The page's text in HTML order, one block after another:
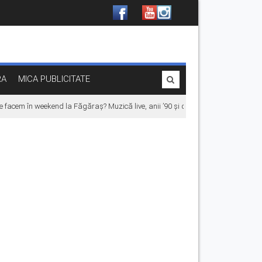
MICA PUBLICITATE
în weekend la Făgăraș? Muzică live, anii ’90 și distracție